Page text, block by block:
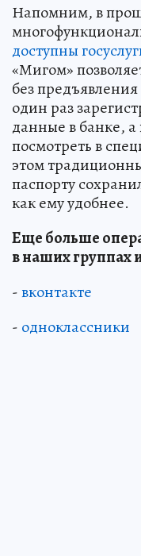
Напомним, в
доступны
«Мигом»
без
один раз
данные в банке,
посмотреть в
этом
паспорту
как ему удобнее.
Еще больше
в наших группах
-вконтакте
- одноклассники